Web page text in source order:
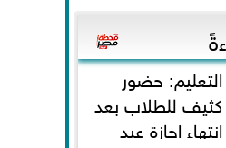
التعليم: حضور
كثيف للطلاب بعد
انتهاء إجازة عيد